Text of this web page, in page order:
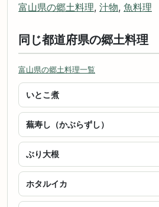
富山県の郷土料理, 汁物, 魚料理
同じ都道府県の郷土料理
富山県の郷土料理一覧
いとこ煮
蕪寿し（かぶらずし）
ぶり大根
ホタルイカ